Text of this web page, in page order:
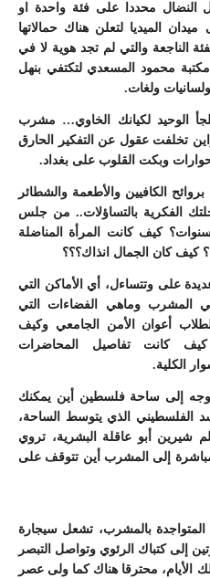
النضال محددا على فئة واحدة او
ميدان الميديا لتعلن هناك حمالاتها
الناجعة والتي لم تجد هوية لا في
مكتبة محمود المسعدي لتكتفي بنهل
ولغات.
الوحيد لكيانك الخاوي… مشرب
تخلفت عقول عن التفكير الحارق
وبكت القلوب على بغداد.
الكافيين والأطعمة والشطائر
الفكرية بالتساؤلات.. من جلس
كيف كانت المرأة المناضلة
كيف كان الجمال انذاك؟؟؟
على وتتساءل، أي الأماكن التي
المشرب وماهي الفضاءات التي
أعوان الأمن الجامعي وكيف
كيف كانت تفاصيل المحاضرات
الكلية.
إلى ساحة فلسطين أين يمكنك
الفلسطيني الذي يتوسط الساحة،
شيرين أبو عاقلة البشرية، تروي
إلى المشرب أين تتوقف على
بالمشرب، تشعل سيجارة
إلى كتباك الرئوي وتواصل التبصر
محترقا هناك كما ولى عصر